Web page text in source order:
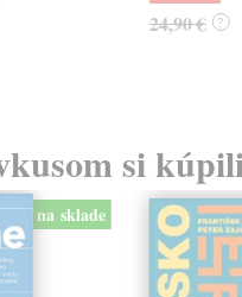
24,90 € ?
si
na sklade